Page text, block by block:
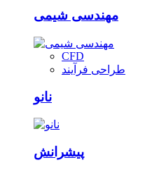
مهندسی شیمی
CFD
طراحی فرآیند
نانو
پیشرانش